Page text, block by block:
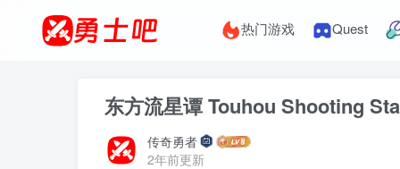
热门游戏 Quest
东方流星谭 Touhou Shooting
传奇勇者
2年前更新